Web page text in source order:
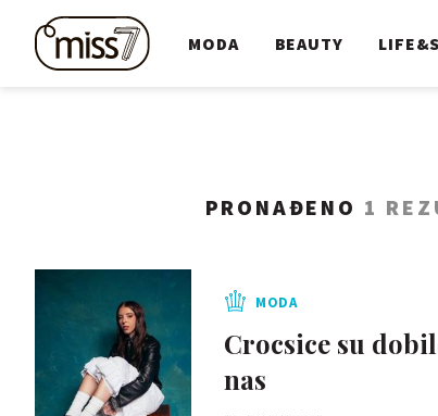
MODA BEAUTY
PRONAĐENO 1
MODA
Crocsice su
nas